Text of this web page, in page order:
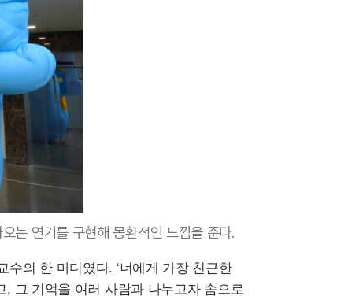
는 연기를 구현해 몽환적인 느낌을 준다.
의 한 마디였다. ‘너에게 가장 친근한
그 기억을 여러 사람과 나누고자 솜으로